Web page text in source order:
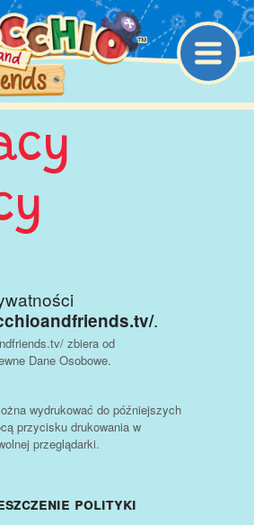
.
zbiera od
Dane Osobowe.
wydrukować do późniejszych
przycisku drukowania w
przeglądarki.
polityki